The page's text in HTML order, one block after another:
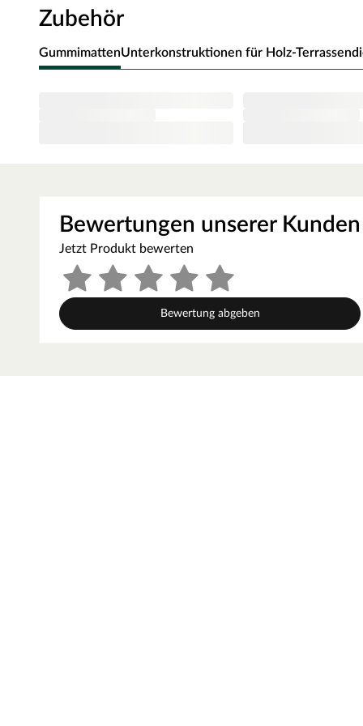
Maßabweichungen, leichte Krümmung oder Dehnung.
gewünschte Sichtseite nachsortiert. Technische
Holzfehler, holztypische Eigenschaften wie Äste und
enthalten sein.
besonders einfach im Holz versenken. Der Linsenkopf
unterstützt werden kann. Das Vorbohren wird auch
werden.
Unterkonstruktion
Da das Holz je nach Holzart unterschiedlich arbeitet,
Zubehör
GummimattenUnterkonstruktionen für Holz-
Bewertungen unserer Kunden
Jetzt Produkt bewerten
Bewertung abgeben